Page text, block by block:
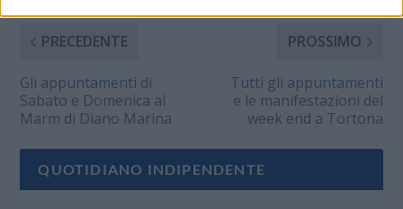
PRECEDENTE
Gli appuntamenti di
Sabato e Domenica al
Marm di Diano Marina
PROSSIMO
Tutti gli appuntamenti
e le manifestazioni del
week end a Tortona
QUOTIDIANO INDIPENDENTE